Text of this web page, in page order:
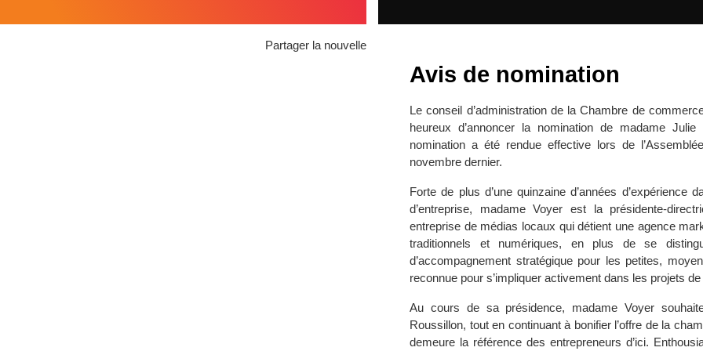
Partager la nouvelle
Avis de nomination
Le conseil d’administration de la Chambre de
heureux d’annoncer la nomination de madame
nomination a été rendue effective lors de
novembre dernier.
Forte de plus d’une quinzaine d’années d’expérience
d’entreprise, madame Voyer est la présidente-
entreprise de médias locaux qui détient une agence
traditionnels et numériques, en plus de se
d’accompagnement stratégique pour les petites,
reconnue pour s’impliquer activement dans les projets
Au cours de sa présidence, madame Voyer
Roussillon, tout en continuant à bonifier l’offre de la
demeure la référence des entrepreneurs d’ici.